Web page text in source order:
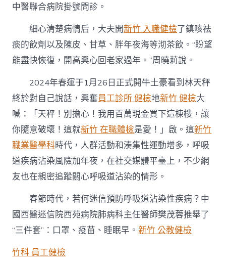
套”〉
中
中醫聯合病院掛號問診。
細心清楚病情后，大夫開新竹 入職健檢了鎮咳祛
痰的飲劑以及陳皮、甘草、胖年夜海等沏茶飲。“盼望
能盡快恢復，開高興心回老家過年。”周曉莉說。
2024年春運于1月26日正式開牛土豪看到林天秤
終於對自己說話，興奮員工診所 健檢地新竹 健檢大
喊：「天秤！別擔心！我用百萬現金買下這棟樓，讓
你隨意破壞！這就新竹 在職體檢是愛！」啟。這新竹
職業醫學科時代，人群活動和湊集性運動增多，呼吸
道疾病沾染風險加年夜，在社交媒體平臺上，不少網
友也在親密追蹤關心呼吸道沾染的情形。
春節時代，若何迷信預防呼吸道沾染性疾病？中
國西醫迷信院西苑病院肺病科主任醫師樊茂蓉推舉了
“三件套”：口罩、疫苗、睡眠早。新竹 公教健檢
竹科 員工健檢